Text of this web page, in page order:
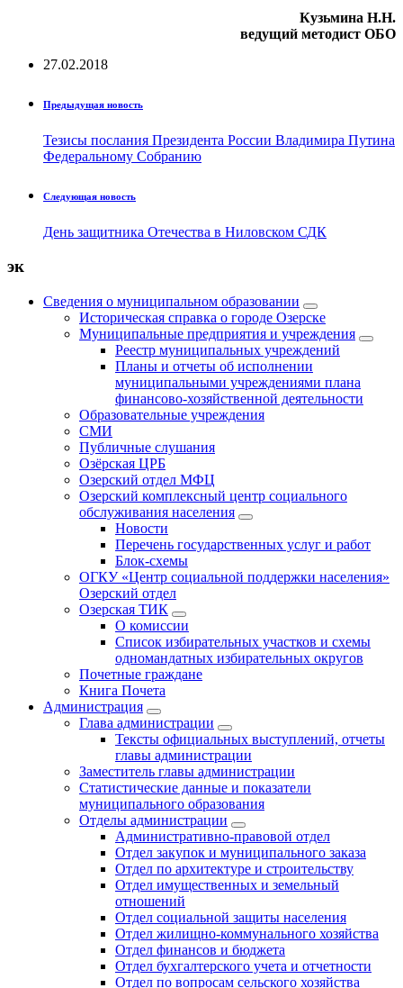
Кузьмина Н.Н.
ведущий методист ОБО
27.02.2018
Предыдущая новость
Тезисы послания Президента России Владимира Путина
Федеральному Собранию
Следующая новость
День защитника Отечества в Ниловском СДК
эк
Сведения о муниципальном образовании
Историческая справка о городе Озерске
Муниципальные предприятия и учреждения
Реестр муниципальных учреждений
Планы и отчеты об исполнении
муниципальными учреждениями плана
финансово-хозяйственной деятельности
Образовательные учреждения
СМИ
Публичные слушания
Озёрская ЦРБ
Озерский отдел МФЦ
Озерский комплексный центр социального
обслуживания населения
Новости
Перечень государственных услуг и работ
Блок-схемы
ОГКУ «Центр социальной поддержки населения»
Озерский отдел
Озерская ТИК
О комиссии
Список избирательных участков и схемы
одномандатных избирательных округов
Почетные граждане
Книга Почета
Администрация
Глава администрации
Тексты официальных выступлений, отчеты
главы администрации
Заместитель главы администрации
Статистические данные и показатели
муниципального образования
Отделы администрации
Административно-правовой отдел
Отдел закупок и муниципального заказа
Отдел по архитектуре и строительству
Отдел имущественных и земельный
отношений
Отдел социальной защиты населения
Отдел жилищно-коммунального хозяйства
Отдел финансов и бюджета
Отдел бухгалтерского учета и отчетности
Отдел по вопросам сельского хозяйства